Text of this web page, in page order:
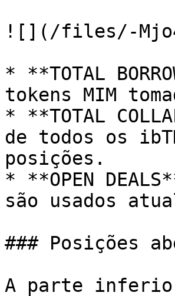
![](/files/-
* **TOTAL
tokens MIM
* **TOTAL
de todos os
posições.
* **OPEN
são usados
### Posições
A parte inferior